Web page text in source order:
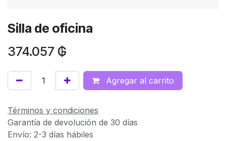
Silla de oficina
374.057 ₲
Agregar al carrito
Términos y condiciones
Garantía de devolución de 30 días
Envío: 2-3 días hábiles